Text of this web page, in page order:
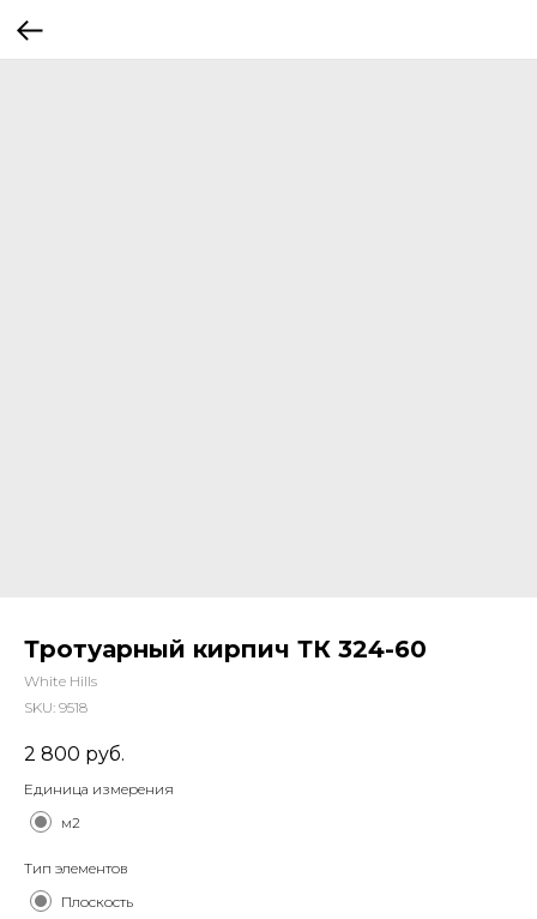
Тротуарный кирпич ТК 324-60
White Hills
SKU: 9518
2 800 руб.
Единица измерения
м2
Тип элементов
Плоскость